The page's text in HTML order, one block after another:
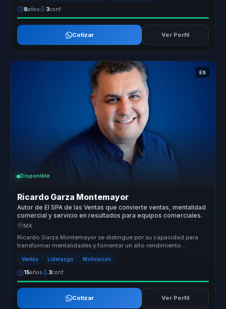
8años 3conf.
Cotizar Ver Perfil
ES
Disponible
Ricardo Garza Montemayor
Autor de El SPA de las Ventas que convierte ventas, mentalidad
comercial y servicio en resultados para equipos comerciales.
MX
Ricardo Garza Montemayor se distingue por su capacidad para
transformar mentalidades y fomentar un alto rendimiento
sostenido en las orga...
Ventas Liderazgo Motivación
15años 3conf.
Cotizar Ver Perfil